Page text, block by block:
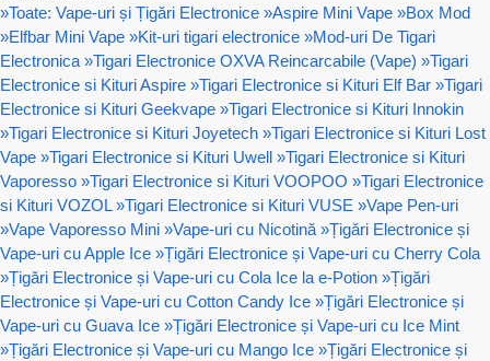
»Toate: Vape-uri și Țigări Electronice »Aspire Mini Vape »Box Mod
»Elfbar Mini Vape »Kit-uri tigari electronice »Mod-uri De Tigari
Electronica »Tigari Electronice OXVA Reincarcabile (Vape) »Tigari
Electronice si Kituri Aspire »Tigari Electronice si Kituri Elf Bar »Tigari
Electronice si Kituri Geekvape »Tigari Electronice si Kituri Innokin
»Tigari Electronice si Kituri Joyetech »Tigari Electronice si Kituri Lost
Vape »Tigari Electronice si Kituri Uwell »Tigari Electronice si Kituri
Vaporesso »Tigari Electronice si Kituri VOOPOO »Tigari Electronice
si Kituri VOZOL »Tigari Electronice si Kituri VUSE »Vape Pen-uri
»Vape Vaporesso Mini »Vape-uri cu Nicotină »Țigări Electronice și
Vape-uri cu Apple Ice »Țigări Electronice și Vape-uri cu Cherry Cola
»Țigări Electronice și Vape-uri cu Cola Ice la e-Potion »Țigări
Electronice și Vape-uri cu Cotton Candy Ice »Țigări Electronice și
Vape-uri cu Guava Ice »Țigări Electronice și Vape-uri cu Ice Mint
»Țigări Electronice și Vape-uri cu Mango Ice »Țigări Electronice și